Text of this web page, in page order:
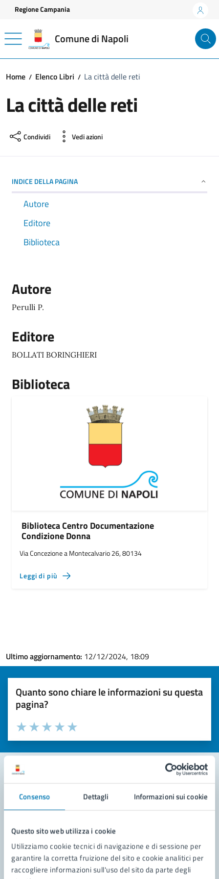
Consenso Dettagli Informazioni sui cookie
Questo sito web utilizza i cookie
Utilizziamo cookie tecnici di navigazione e di sessione per
garantire la corretta fruizione del sito e cookie analitici per
raccogliere informazioni sull'uso del sito da parte degli
Vai ai contenuti
Vai al footer
Regione Campania
Comune di Napoli
Home Elenco Libri La città delle reti
La città delle reti
Condividi Vedi azioni
INDICE DELLA PAGINA
Autore
Editore
Biblioteca
Autore
Perulli P.
Editore
BOLLATI BORINGHIERI
Biblioteca
Biblioteca Centro Documentazione
Condizione Donna
Via Concezione a Montecalvario 26, 80134
Leggi di più
Ultimo aggiornamento: 12/12/2024, 18:09
Quanto sono chiare le informazioni su questa
pagina?
Valuta la chiarezza delle informazioni (da 1 a 5 stelle)
Seleziona il numero di stelle per valutare la chiarezza delle
Valuta 5 stelle su 5
Valuta 4 stelle su 5
Valuta 3 stelle su 5
Valuta 2 stelle su 5
Valuta 1 stelle su 5
Contatta il comune
Leggi le domande frequenti
Richiedi assistenza
Prenota appuntamento